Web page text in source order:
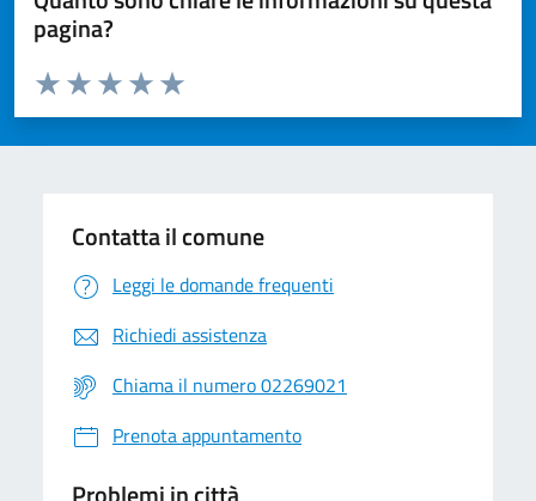
pagina?
Valuta da 1 a 5 stelle la pagina
Valuta 5 stelle su 5
Valuta 4 stelle su 5
Valuta 3 stelle su 5
Valuta 2 stelle su 5
Valuta 1 stelle su 5
Contatta il comune
Leggi le domande frequenti
Richiedi assistenza
Chiama il numero 02269021
Prenota appuntamento